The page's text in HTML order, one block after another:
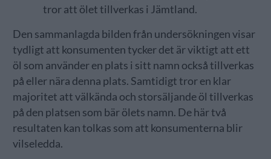
tror att ölet tillverkas i Jämtland.
Den sammanlagda bilden från undersökningen visar
tydligt att konsumenten tycker det är viktigt att ett
öl som använder en plats i sitt namn också tillverkas
på eller nära denna plats. Samtidigt tror en klar
majoritet att välkända och storsäljande öl tillverkas
på den platsen som bär ölets namn. De här två
resultaten kan tolkas som att konsumenterna blir
vilseledda.